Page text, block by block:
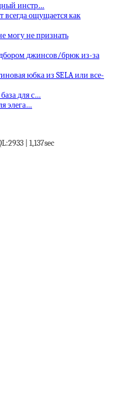
инстр…
всегда ощущается как
могу не признать
джинсов/брюк из-за
юбка из SELA или все-
для с…
элега…
| 1,137sec